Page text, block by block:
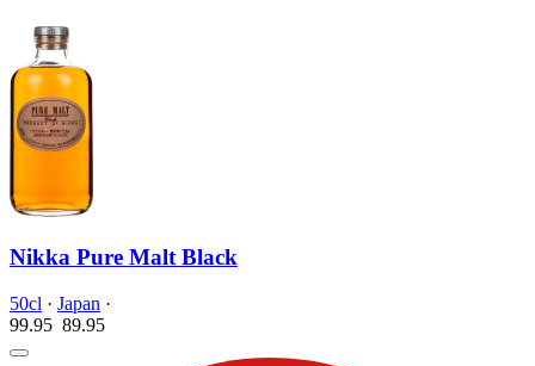
Nikka Pure Malt Black
50cl · Japan ·
99.95 89.95